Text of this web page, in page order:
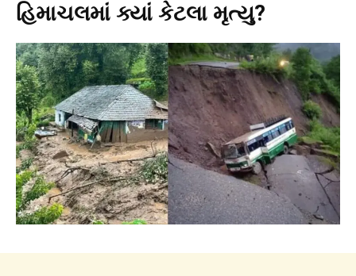
હિમાચલમાં ક્યાં કેટલા મૃત્યુ?